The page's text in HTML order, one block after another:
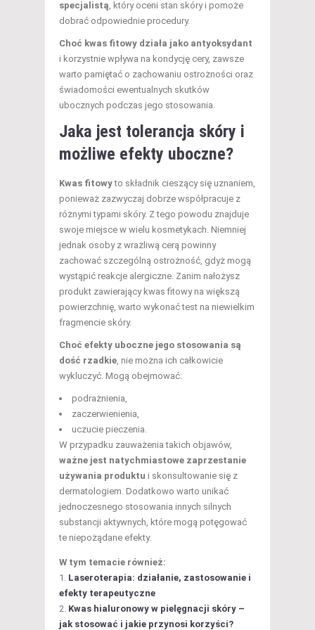
specjalistą , który oceni stan skóry i pomoże
dobrać odpowiednie procedury.
Choć kwas fitowy działa jako antyoksydant
i korzystnie wpływa na kondycję cery, zawsze
warto pamiętać o zachowaniu ostrożności oraz
świadomości ewentualnych skutków
ubocznych podczas jego stosowania.
Jaka jest tolerancja skóry i
możliwe efekty uboczne?
Kwas fitowyto składnik cieszący się uznaniem,
ponieważ zazwyczaj dobrze współpracuje z
różnymi typami skóry. Z tego powodu znajduje
swoje miejsce w wielu kosmetykach. Niemniej
jednak osoby z wrażliwą cerą powinny
zachować szczególną ostrożność, gdyż mogą
wystąpić reakcje alergiczne. Zanim nałożysz
produkt zawierający kwas fitowy na większą
powierzchnię, warto wykonać test na niewielkim
fragmencie skóry.
Choć efekty uboczne jego stosowania są
dość rzadkie , nie można ich całkowicie
wykluczyć. Mogą obejmować:
podrażnienia,
zaczerwienienia,
uczucie pieczenia.
W przypadku zauważenia takich objawów,
ważne jest natychmiastowe zaprzestanie
używania produktu i skonsultowanie się z
dermatologiem. Dodatkowo warto unikać
jednoczesnego stosowania innych silnych
substancji aktywnych, które mogą potęgować
te niepożądane efekty.
W tym temacie również:
Laseroterapia: działanie, zastosowanie i
efekty terapeutyczne
Kwas hialuronowy w pielęgnacji skóry –
jak stosować i jakie przynosi korzyści?